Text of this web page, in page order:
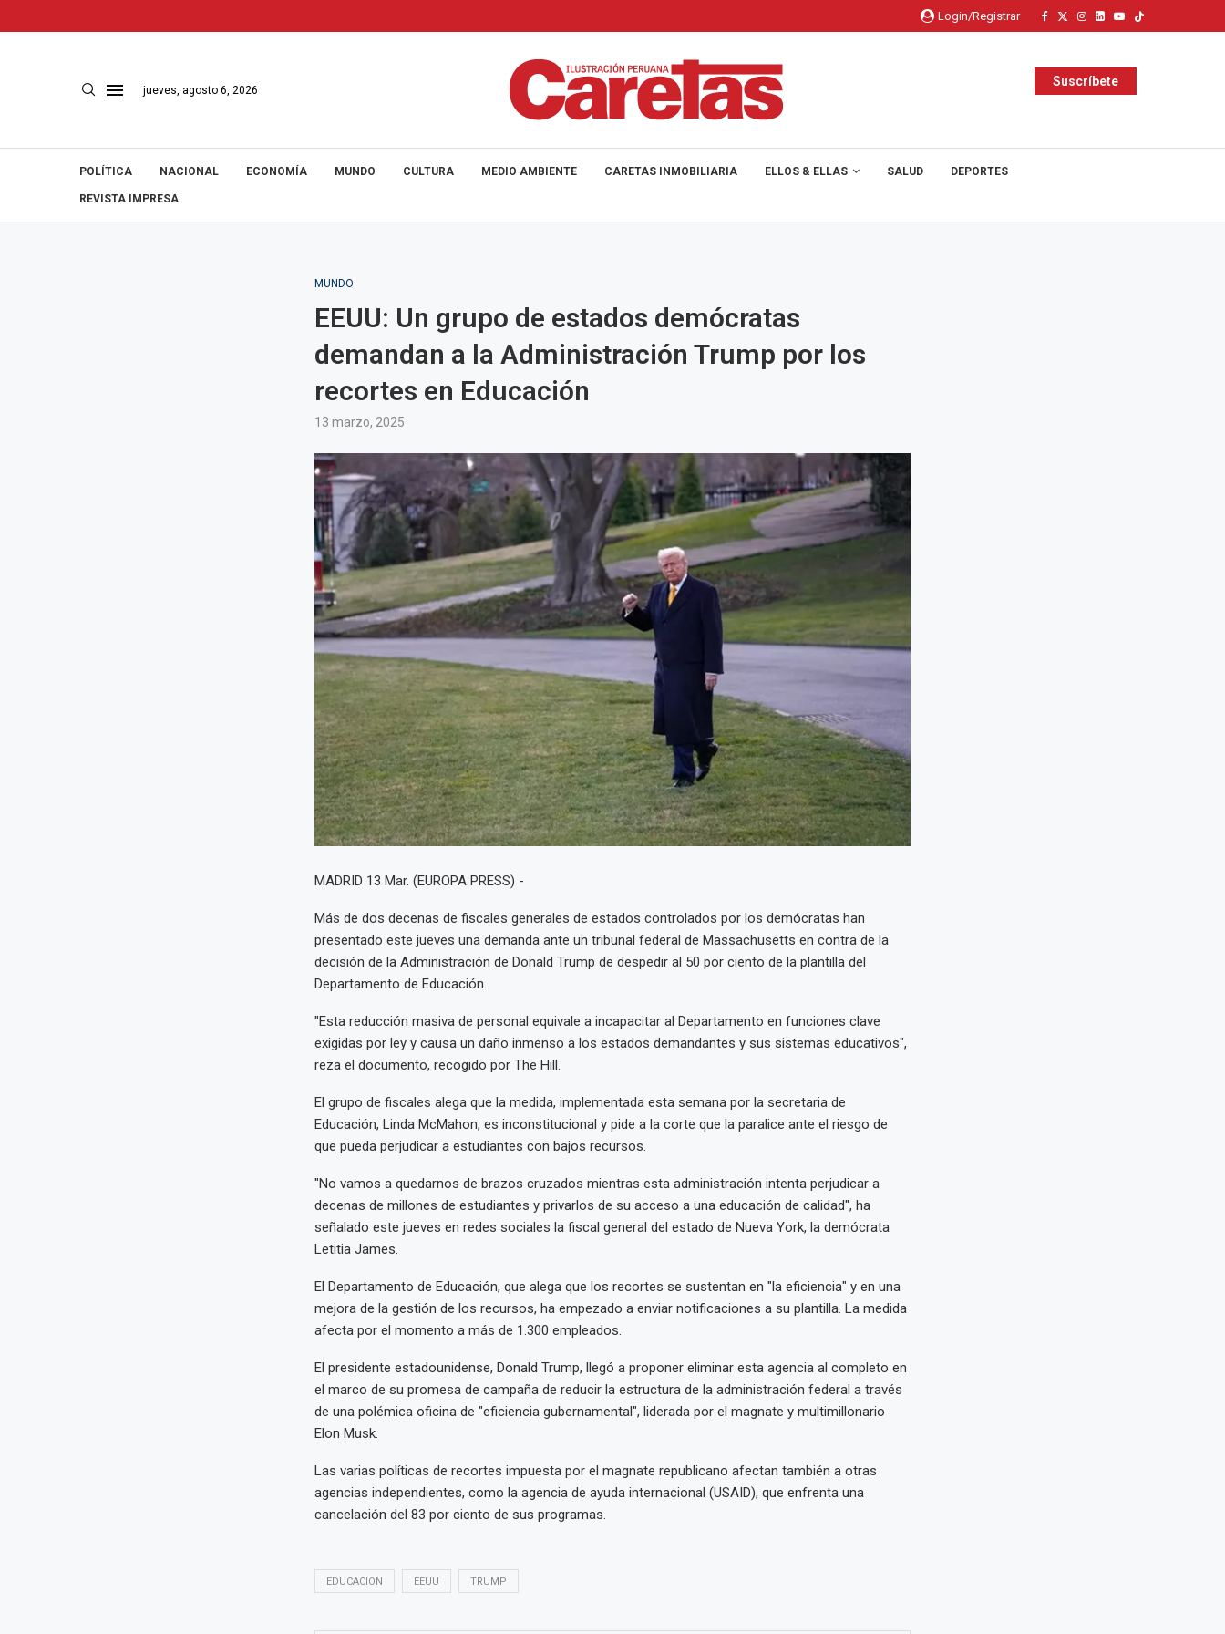
Login/Registrar
jueves, agosto 6, 2026
Suscríbete
POLÍTICA NACIONAL ECONOMÍA MUNDO CULTURA MEDIO AMBIENTE CARETAS INMOBILIARIA ELLOS & ELLAS SALUD DEPORTES
REVISTA IMPRESA
MUNDO
EEUU: Un grupo de estados demócratas
demandan a la Administración Trump por los
recortes en Educación
13 marzo, 2025
MADRID 13 Mar. (EUROPA PRESS) -
Más de dos decenas de fiscales generales de estados controlados por los demócratas han
presentado este jueves una demanda ante un tribunal federal de Massachusetts en contra de la
decisión de la Administración de Donald Trump de despedir al 50 por ciento de la plantilla del
Departamento de Educación.
"Esta reducción masiva de personal equivale a incapacitar al Departamento en funciones clave
exigidas por ley y causa un daño inmenso a los estados demandantes y sus sistemas educativos",
reza el documento, recogido por The Hill.
El grupo de fiscales alega que la medida, implementada esta semana por la secretaria de
Educación, Linda McMahon, es inconstitucional y pide a la corte que la paralice ante el riesgo de
que pueda perjudicar a estudiantes con bajos recursos.
"No vamos a quedarnos de brazos cruzados mientras esta administración intenta perjudicar a
decenas de millones de estudiantes y privarlos de su acceso a una educación de calidad", ha
señalado este jueves en redes sociales la fiscal general del estado de Nueva York, la demócrata
Letitia James.
El Departamento de Educación, que alega que los recortes se sustentan en "la eficiencia" y en una
mejora de la gestión de los recursos, ha empezado a enviar notificaciones a su plantilla. La medida
afecta por el momento a más de 1.300 empleados.
El presidente estadounidense, Donald Trump, llegó a proponer eliminar esta agencia al completo en
el marco de su promesa de campaña de reducir la estructura de la administración federal a través
de una polémica oficina de "eficiencia gubernamental", liderada por el magnate y multimillonario
Elon Musk.
Las varias políticas de recortes impuesta por el magnate republicano afectan también a otras
agencias independientes, como la agencia de ayuda internacional (USAID), que enfrenta una
cancelación del 83 por ciento de sus programas.
EDUCACION EEUU TRUMP